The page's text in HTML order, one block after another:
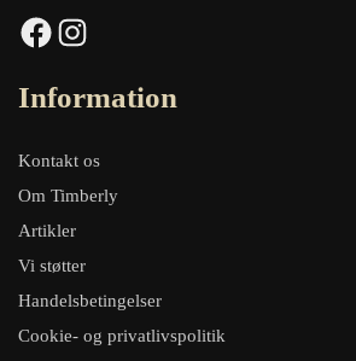
Facebook Instagram
Information
Kontakt os
Om Timberly
Artikler
Vi støtter
Handelsbetingelser
Cookie- og privatlivspolitik